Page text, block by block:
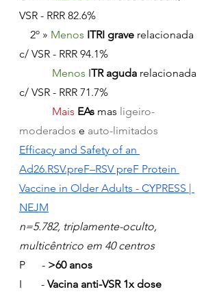
VSR - RRR 82.6%
    2º »
Menos ITRI grave relacionada
c/ VSR - RRR 94.1%
Menos ITR aguda relacionada
c/ VSR - RRR 71.7%
Mais EAs mas ligeiro-
moderados e auto-limitados
Efficacy and Safety of an
Ad26.RSV.preF–RSV preF Protein
Vaccine in Older Adults - CYPRESS |
NEJM
n=5.782, triplamente-oculto,
multicêntrico em 40 centros
P      - >60 anos
I       - Vacina anti-VSR 1x dose